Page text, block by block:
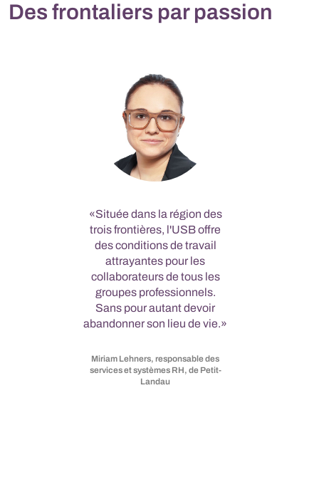
Des frontaliers par passion
Située dans la région des
trois frontières, l'USB offre
des conditions de travail
attrayantes pour les
collaborateurs de tous les
groupes professionnels.
Sans pour autant devoir
abandonner son lieu de vie.
Miriam Lehners, responsable des
services et systèmes RH, de Petit-
Landau